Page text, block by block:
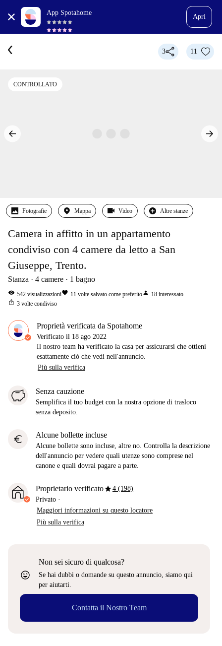
App Spotahome
Apri
3 11
CONTROLLATO
Fotografie Mappa Video Altre stanze
Camera in affitto in un appartamento
condiviso con 4 camere da letto a San
Giuseppe, Trento.
Stanza 4 camere 1 bagno
visibility 542 visualizzazionifavorite 11 volte salvato come preferitoperson 18 interessato
ios_share 3 volte condiviso
Proprietà verificata da Spotahome
Verificato il 18 ago 2022
Il nostro team ha verificato la casa per assicurarsi che ottieni
esattamente ciò che vedi nell'annuncio.
Più sulla verifica
Senza cauzione
Semplifica il tuo budget con la nostra opzione di trasloco
senza deposito.
euro Alcune bollette incluse
Alcune bollette sono incluse, altre no. Controlla la descrizione
dell'annuncio per vedere quali utenze sono comprese nel
canone e quali dovrai pagare a parte.
Proprietario verificatostar4 (198)
Privato ·
Maggiori informazioni su questo locatore
Più sulla verifica
sentiment_very_satisfied
Non sei sicuro di qualcosa?
Se hai dubbi o domande su questo annuncio, siamo qui
per aiutarti.
Contatta il Nostro Team